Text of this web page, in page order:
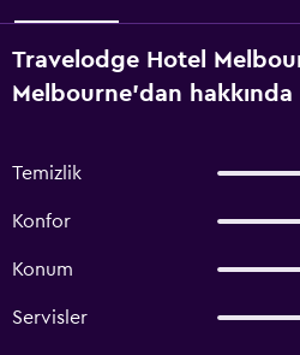
Travelodge Hotel
Melbourne'dan hakkında
Temizlik
Konfor
Konum
Servisler